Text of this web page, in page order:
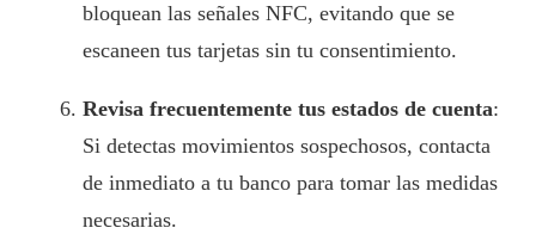
bloquean las señales NFC, evitando que se
escaneen tus tarjetas sin tu consentimiento.
Revisa frecuentemente tus estados de cuenta:
Si detectas movimientos sospechosos, contacta
de inmediato a tu banco para tomar las medidas
necesarias.